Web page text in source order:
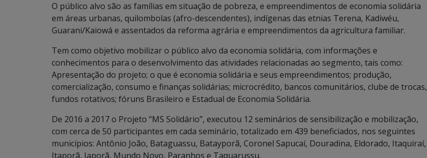
O público alvo são as famílias em situação de pobreza, e empreendimentos de economia solidária
em áreas urbanas, quilombolas (afro-descendentes), indígenas das etnias Terena, Kadiwéu,
Guarani/Kaiowá e assentados da reforma agrária e empreendimentos da agricultura familiar.
Tem como objetivo mobilizar o público alvo da economia solidária, com informações e
conhecimentos para o desenvolvimento das atividades relacionadas ao segmento, tais como:
Apresentação do projeto; o que é economia solidária e seus empreendimentos; produção,
comercialização, consumo e finanças solidárias; microcrédito, bancos comunitários, clube de trocas,
fundos rotativos; fóruns Brasileiro e Estadual de Economia Solidária.
De 2016 a 2017 o Projeto “MS Solidário”, executou 12 seminários de sensibilização e mobilização,
com cerca de 50 participantes em cada seminário, totalizado em 439 beneficiados, nos seguintes
municípios: Antônio João, Bataguassu, Batayporã, Coronel Sapucaí, Douradina, Eldorado, Itaquiraí,
Itaporã, Japorã, Mundo Novo, Paranhos e Taquarussu.